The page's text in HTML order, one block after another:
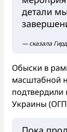
детали
— сказала
Обыски в
масштабной
подтвердили
Украины